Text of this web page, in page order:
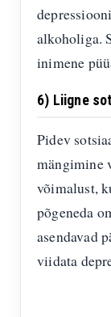
alkoholiga.
inimene
6) Liigne
Pidev
mängimine
võimalust,
põgeneda
asendavad
viidata